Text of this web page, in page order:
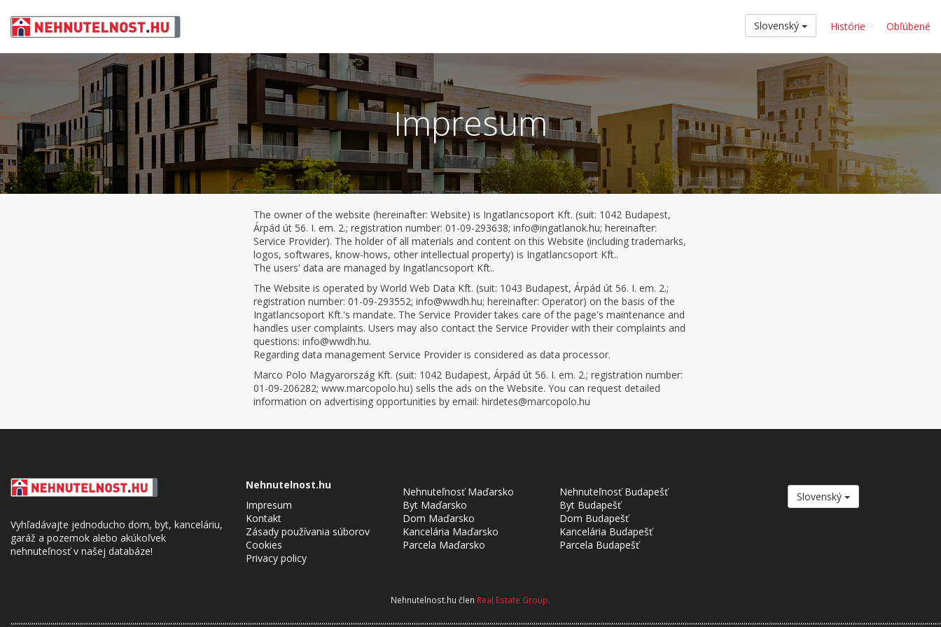
Slovenský Histórie Obľúbené
Impresum
The owner of the website (hereinafter: Website) is Ingatlancsoport Kft. (suit: 1042 Budapest,
Árpád út 56. I. em. 2.; registration number: 01-09-293638; info@ingatlanok.hu; hereinafter:
Service Provider). The holder of all materials and content on this Website (including trademarks,
logos, softwares, know-hows, other intellectual property) is Ingatlancsoport Kft..
The users' data are managed by Ingatlancsoport Kft..
The Website is operated by World Web Data Kft. (suit: 1043 Budapest, Árpád út 56. I. em. 2.;
registration number: 01-09-293552; info@wwdh.hu; hereinafter: Operator) on the basis of the
Ingatlancsoport Kft.'s mandate. The Service Provider takes care of the page's maintenance and
handles user complaints. Users may also contact the Service Provider with their complaints and
questions: info@wwdh.hu.
Regarding data management Service Provider is considered as data processor.
Marco Polo Magyarország Kft. (suit: 1042 Budapest, Árpád út 56. I. em. 2.; registration number:
01-09-206282; www.marcopolo.hu) sells the ads on the Website. You can request detailed
information on advertising opportunities by email: hirdetes@marcopolo.hu
Vyhľadávajte jednoducho dom, byt, kanceláriu,
garáž a pozemok alebo akúkoľvek
nehnuteľnosť v našej databáze!
Nehnutelnost.hu
Impresum
Kontakt
Zásady používania súborov
Cookies
Privacy policy
Nehnuteľnosť Maďarsko
Byt Maďarsko
Dom Maďarsko
Kancelária Maďarsko
Parcela Maďarsko
Nehnuteľnosť Budapešť
Byt Budapešť
Dom Budapešť
Kancelária Budapešť
Parcela Budapešť
Slovenský
Nehnutelnost.hu člen Real Estate Group.